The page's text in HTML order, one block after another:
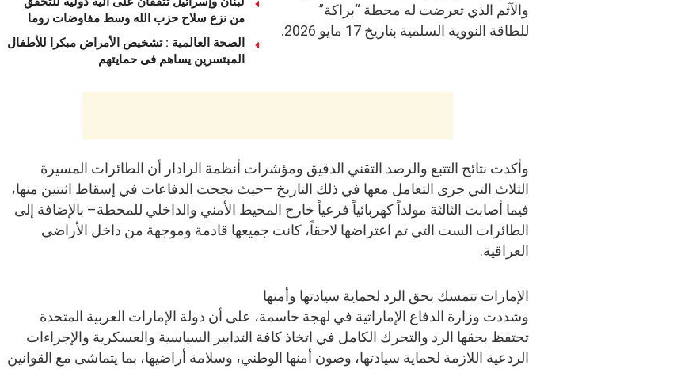
من نزع سلاح حزب الله وسط مفاوضات روما
الصحة العالمية : تشخيص الأمراض مبكرا للأطفال
المبتسرين يساهم فى حمايتهم
والآثم الذي تعرضت له محطة “براكة”
للطاقة النووية السلمية بتاريخ 17 مايو 2026.
وأكدت نتائج التتبع والرصد التقني الدقيق ومؤشرات أنظمة الرادار أن الطائرات المسيرة
الثلاث التي جرى التعامل معها في ذلك التاريخ –حيث نجحت الدفاعات في إسقاط اثنتين منها،
فيما أصابت الثالثة مولداً كهربائياً فرعياً خارج المحيط الأمني والداخلي للمحطة– بالإضافة إلى
الطائرات الست التي تم اعتراضها لاحقاً، كانت جميعها قادمة وموجهة من داخل الأراضي
العراقية.
الإمارات تتمسك بحق الرد لحماية سيادتها وأمنها
وشددت وزارة الدفاع الإماراتية في لهجة حاسمة، على أن دولة الإمارات العربية المتحدة
تحتفظ بحقها الرد والتحرك الكامل في اتخاذ كافة التدابير السياسية والعسكرية والإجراءات
الردعية اللازمة لحماية سيادتها، وصون أمنها الوطني، وسلامة أراضيها، بما يتماشى مع القوانين